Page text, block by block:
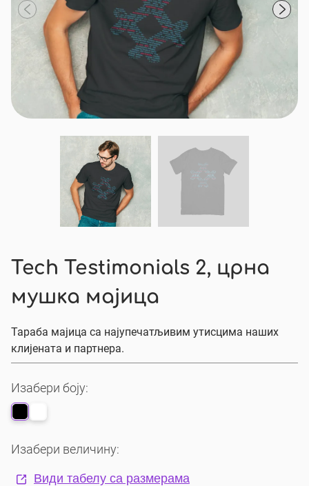
Tech Testimonials 2, црна
мушка мајица
Тараба мајица са најупечатљивим утисцима наших
клијената и партнера.
Изабери боју:
Изабери величину:
Види табелу са размерама